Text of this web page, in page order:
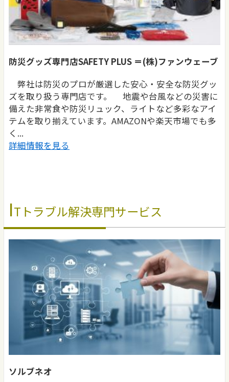
防災グッズ専門店SAFETY PLUS ＝(株)ファンウェーブ
弊社は防災のプロが厳選した安心・安全な防災グッ
ズを取り扱う専門店です。 地震や台風などの災害に
備えた非常食や防災リュック、ライトなど多彩なアイ
テムを取り揃えています。AMAZONや楽天市場でも多
く...
詳細情報を見る
ITトラブル解決専門サービス
ソルブネオ